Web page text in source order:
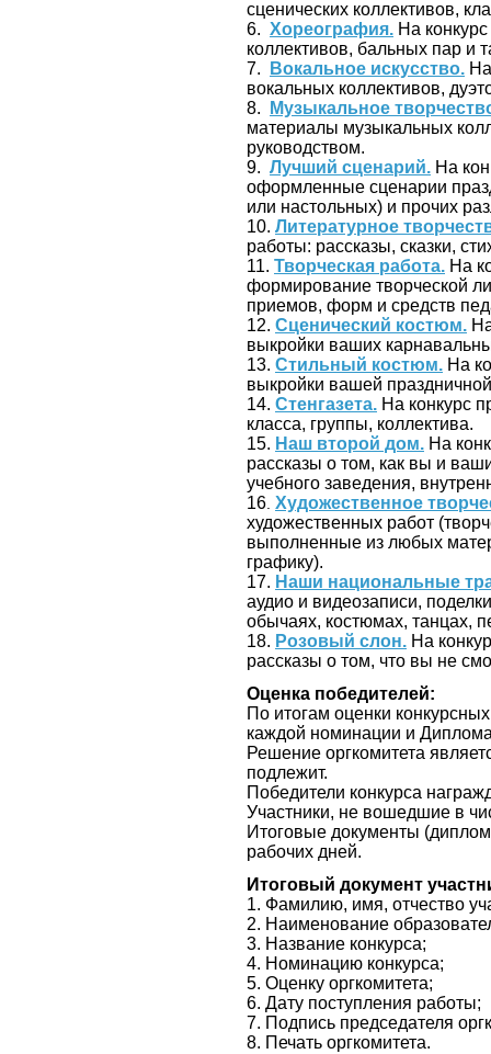
сценических коллективов,
6. Хореография. На
коллективов, бальных пар и
7.
Вокальное искусство.
вокальных коллективов,
8.
Музыкальное
материалы музыкальных
руководством.
9. Лучший сценарий. На
оформленные сценарии
или настольных) и прочих
10. Литературное
работы: рассказы, сказки,
11. Творческая работа. На
формирование творческой
приемов, форм и средств
12. Сценический костюм.
выкройки ваших
13. Стильный костюм. На
выкройки вашей
14. Стенгазета. На конкурс
класса, группы, коллектива.
15. Наш второй дом. На
рассказы о том, как вы и
учебного заведения,
16. Художественное
художественных работ
выполненные из любых
графику).
17. Наши национальные
аудио и видеозаписи,
обычаях, костюмах, танцах,
18. Розовый слон. На
рассказы о том, что вы не
Оценка победителей:
По итогам оценки
каждой номинации и
Решение оргкомитета
подлежит.
Победители конкурса
Участники, не вошедшие в
Итоговые документы
рабочих дней.
Итоговый документ
1. Фамилию, имя, отчество
2. Наименование
3. Название конкурса;
4. Номинацию конкурса;
5. Оценку оргкомитета;
6. Дату поступления работы;
7. Подпись председателя
8. Печать оргкомитета.